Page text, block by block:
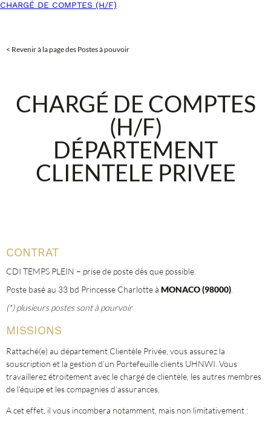
CHARGÉ DE COMPTES (H/F)
< Revenir à la page des Postes à pouvoir
CHARGÉ DE COMPTES
(H/F)
DÉPARTEMENT
CLIENTELE PRIVEE
CONTRAT
CDI TEMPS PLEIN – prise de poste dès que possible.
Poste basé au 33 bd Princesse Charlotte à MONACO (98000)
(*) plusieurs postes sont à pourvoir
MISSIONS
Rattaché(e) au département Clientèle Privée, vous assurez la
souscription et la gestion d’un Portefeuille clients UHNWI. Vous
travaillerez étroitement avec le chargé de clientèle, les autres membres
de l’équipe et les compagnies d’assurances.
A cet effet, il vous incombera notamment, mais non limitativement :